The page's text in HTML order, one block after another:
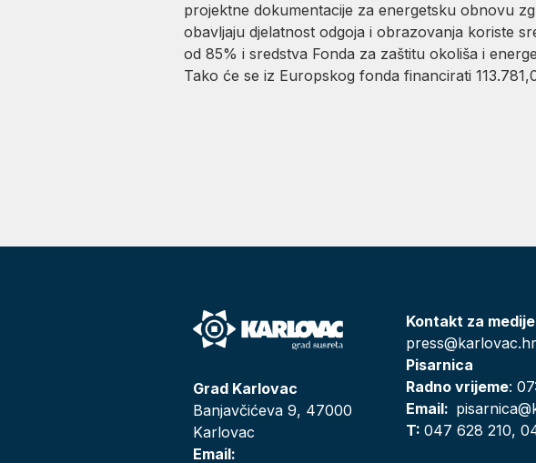
projektne dokumentacije za energetsku obnovu
obavljaju djelatnost odgoja i obrazovanja koriste
od 85% i sredstva Fonda za zaštitu okoliša i
Tako će se iz Europskog fonda financirati
Grad Karlovac
Banjavčićeva 9, 47000
Karlovac
Email:
Kontakt za medije
press@karlovac.hr
Pisarnica
Radno vrijeme:
Email:
T:047 628 210,